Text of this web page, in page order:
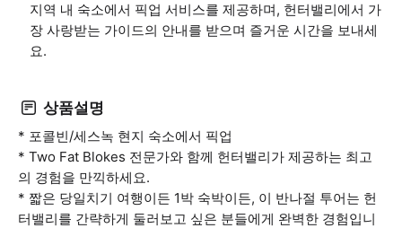
지역 내 숙소에서 픽업 서비스를 제공하며, 헌터밸리에서 가
장 사랑받는 가이드의 안내를 받으며 즐거운 시간을 보내세
요.
상품설명
* 포콜빈/세스녹 현지 숙소에서 픽업
* Two Fat Blokes 전문가와 함께 헌터밸리가 제공하는 최고
의 경험을 만끽하세요.
* 짧은 당일치기 여행이든 1박 숙박이든, 이 반나절 투어는 헌
터밸리를 간략하게 둘러보고 싶은 분들에게 완벽한 경험입니